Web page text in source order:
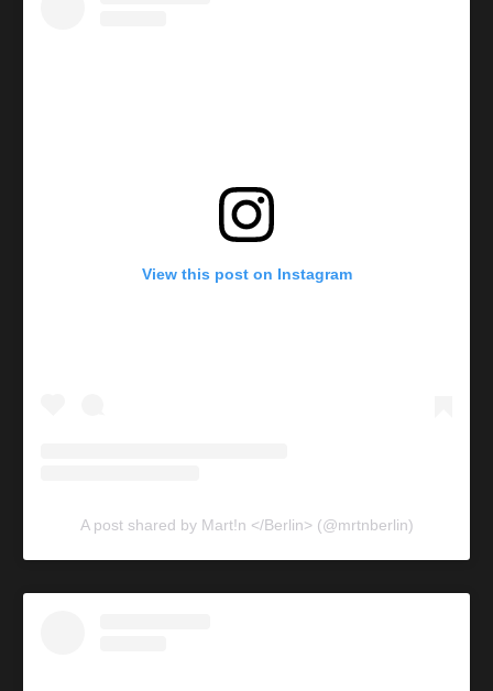
View this post on Instagram
A post shared by Mart!n </Berlin> (@mrtnberlin)